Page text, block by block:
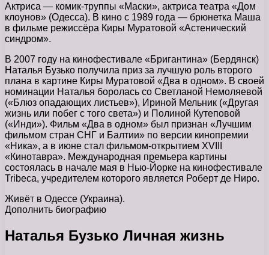
Актриса — комик-труппы «Маски», актриса театра «Дом
клоунов» (Одесса). В кино с 1989 года — брюнетка Маша
в фильме режиссёра Киры Муратовой «Астенический
синдром».
В 2007 году на кинофестивале «Бригантина» (Бердянск)
Наталья Бузько получила приз за лучшую роль второго
плана в картине Киры Муратовой «Два в одном». В своей
номинации Наталья боролась со Светланой Немоляевой
(«Блюз опадающих листьев»), Ириной Мельник («Другая
жизнь или побег с того света») и Полиной Кутеповой
(«Инди»). Фильм «Два в одном» был признан «Лучшим
фильмом стран СНГ и Балтии» по версии кинопремии
«Ника», а в июне стал фильмом-открытием XVIII
«Кинотавра». Международная премьера картины
состоялась в начале мая в Нью-Йорке на кинофестивале
Tribeca, учредителем которого является Роберт де Ниро.
Живёт в Одессе (Украина).
Дополнить биографию
Наталья Бузько Личная жизнь